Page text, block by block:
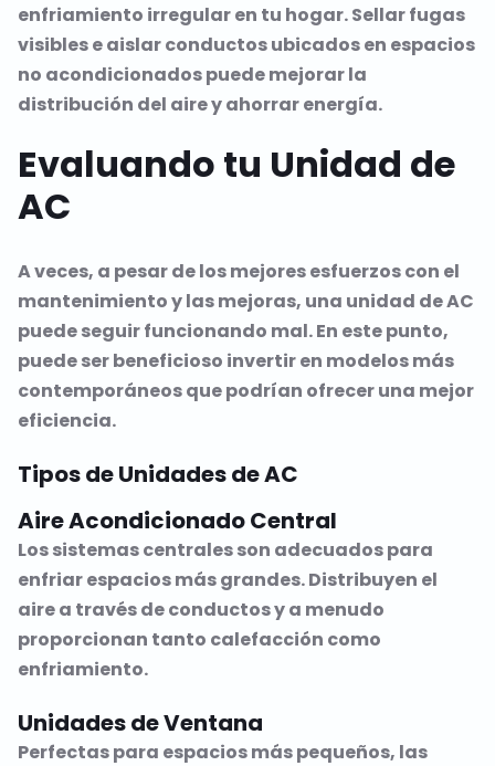
enfriamiento irregular en tu hogar. Sellar fugas
visibles e aislar conductos ubicados en espacios
no acondicionados puede mejorar la
distribución del aire y ahorrar energía.
Evaluando tu Unidad de
AC
A veces, a pesar de los mejores esfuerzos con el
mantenimiento y las mejoras, una unidad de AC
puede seguir funcionando mal. En este punto,
puede ser beneficioso invertir en modelos más
contemporáneos que podrían ofrecer una mejor
eficiencia.
Tipos de Unidades de AC
Aire Acondicionado Central
Los sistemas centrales son adecuados para
enfriar espacios más grandes. Distribuyen el
aire a través de conductos y a menudo
proporcionan tanto calefacción como
enfriamiento.
Unidades de Ventana
Perfectas para espacios más pequeños, las